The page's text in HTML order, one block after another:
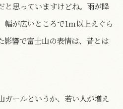
と思っていますけどね。雨が降
幅が広いところで1m以上えぐら
影響で富士山の表情は、昔とは
ガールというか、若い人が増え